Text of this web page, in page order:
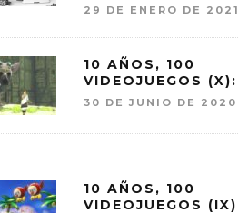
29 DE ENERO DE 2021
10 AÑOS, 100
VIDEOJUEGOS
30 DE JUNIO DE 2020
10 AÑOS, 100
VIDEOJUEGOS